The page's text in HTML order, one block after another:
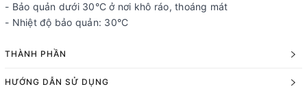
- Bảo quản dưới 30°C ở nơi khô ráo, thoáng mát
- Nhiệt độ bảo quản: 30°C
THÀNH PHẦN
HƯỚNG DẪN SỬ DỤNG